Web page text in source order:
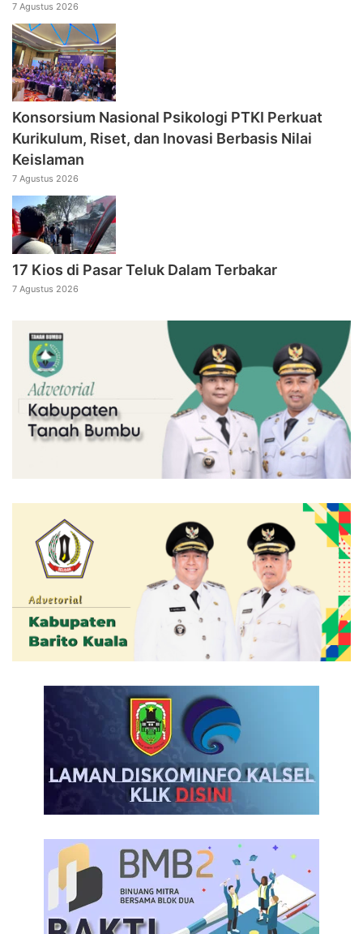
7 Agustus 2026
Konsorsium Nasional Psikologi PTKI Perkuat
Kurikulum, Riset, dan Inovasi Berbasis Nilai
Keislaman
7 Agustus 2026
17 Kios di Pasar Teluk Dalam Terbakar
7 Agustus 2026